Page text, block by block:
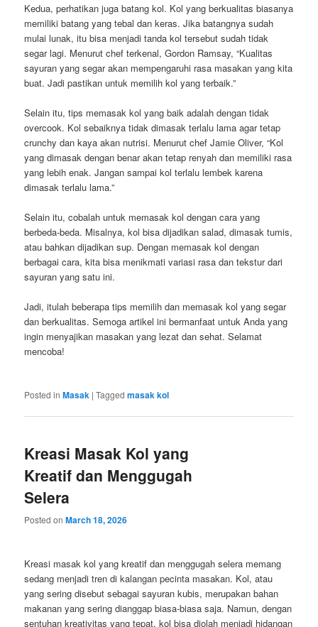
Kedua, perhatikan juga batang kol. Kol yang berkualitas biasanya
memiliki batang yang tebal dan keras. Jika batangnya sudah
mulai lunak, itu bisa menjadi tanda kol tersebut sudah tidak
segar lagi. Menurut chef terkenal, Gordon Ramsay, “Kualitas
sayuran yang segar akan mempengaruhi rasa masakan yang kita
buat. Jadi pastikan untuk memilih kol yang terbaik.”
Selain itu, tips memasak kol yang baik adalah dengan tidak
overcook. Kol sebaiknya tidak dimasak terlalu lama agar tetap
crunchy dan kaya akan nutrisi. Menurut chef Jamie Oliver, “Kol
yang dimasak dengan benar akan tetap renyah dan memiliki rasa
yang lebih enak. Jangan sampai kol terlalu lembek karena
dimasak terlalu lama.”
Selain itu, cobalah untuk memasak kol dengan cara yang
berbeda-beda. Misalnya, kol bisa dijadikan salad, dimasak tumis,
atau bahkan dijadikan sup. Dengan memasak kol dengan
berbagai cara, kita bisa menikmati variasi rasa dan tekstur dari
sayuran yang satu ini.
Jadi, itulah beberapa tips memilih dan memasak kol yang segar
dan berkualitas. Semoga artikel ini bermanfaat untuk Anda yang
ingin menyajikan masakan yang lezat dan sehat. Selamat
mencoba!
Posted in Masak |Tagged masak kol
Kreasi Masak Kol yang
Kreatif dan Menggugah
Selera
Posted onMarch 18, 2026
Kreasi masak kol yang kreatif dan menggugah selera memang
sedang menjadi tren di kalangan pecinta masakan. Kol, atau
yang sering disebut sebagai sayuran kubis, merupakan bahan
makanan yang sering dianggap biasa-biasa saja. Namun, dengan
sentuhan kreativitas yang tepat, kol bisa diolah menjadi hidangan